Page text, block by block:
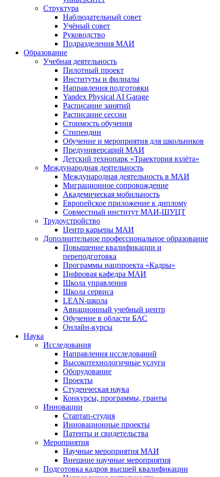
Структура
Наблюдательный совет
Учёный совет
Руководство
Подразделения МАИ
Образование
Учебная деятельность
Пилотный проект
Институты и филиалы
Направления подготовки
Yandex Physical AI Garage
Расписание занятий
Расписание сессии
Стоимость обучения
Стипендии
Обучение и мероприятия для школьников
Предуниверсарий МАИ
Детский технопарк «Траектория взлёта»
Международная деятельность
Международная деятельность в МАИ
Миграционное сопровождение
Академическая мобильность
Европейское приложение к диплому
Совместный институт МАИ-ШУЦТ
Трудоустройство
Центр карьеры МАИ
Дополнительное профессиональное образование
Повышение квалификации и
переподготовка
Программы нацпроекта «Кадры»
Цифровая кафедра МАИ
Школа управления
Школа сервиса
LEAN-школа
Авиационный учебный центр
Обучение в области БАС
Онлайн-курсы
Наука
Исследования
Направления исследований
Высокотехнологичные услуги
Оборудование
Проекты
Студенческая наука
Конкурсы, программы, гранты
Инновации
Стартап-студия
Инновационные проекты
Патенты и свидетельства
Мероприятия
Научные мероприятия МАИ
Внешние научные мероприятия
Подготовка кадров высшей квалификации